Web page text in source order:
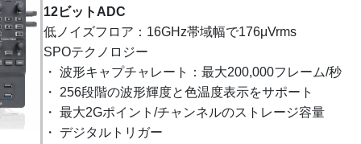
12ビットADC
低ノイズフロア：16GHz帯域幅で176μVrms
SPOテクノロジー
・ 波形キャプチャレート：最大200,000フレーム/秒
・ 256段階の波形輝度と色温度表示をサポート
・ 最大2Gポイント/チャンネルのストレージ容量
・ デジタルトリガー